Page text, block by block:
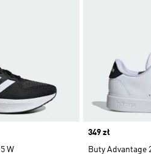
W
Price
349 zł
Buty Advantage